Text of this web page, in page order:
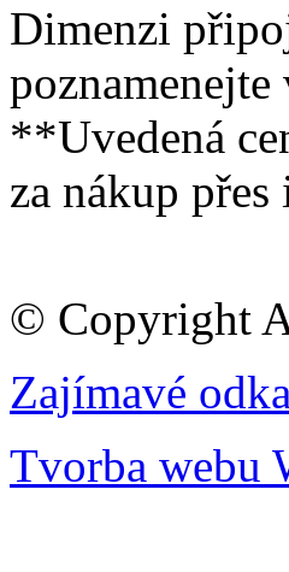
Dimenzi
**Uvedená
za nákup
© Copyright
Zajímavé
Tvorba webu